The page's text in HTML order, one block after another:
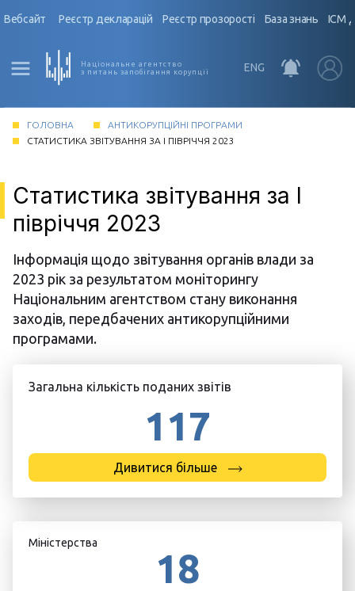
Вебсайт Реєстр декларацій Реєстр прозорості База знань ІСМ
Національне агентство
з питань запобігання корупції
ENG
ГОЛОВНА
АНТИКОРУПЦІЙНІ ПРОГРАМИ
СТАТИСТИКА ЗВІТУВАННЯ ЗА I ПІВРІЧЧЯ 2023
Статистика звітування за I
півріччя 2023
Інформація щодо звітування органів влади за
2023 рік за результатом моніторингу
Національним агентством стану виконання
заходів, передбачених антикорупційними
програмами.
117
Загальна кількість поданих звітів
Дивитися більше
18
Міністерства